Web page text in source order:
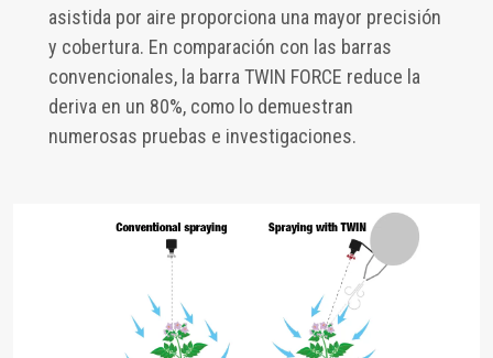
asistida por aire proporciona una mayor precisión
y cobertura. En comparación con las barras
convencionales, la barra TWIN FORCE reduce la
deriva en un 80%, como lo demuestran
numerosas pruebas e investigaciones.